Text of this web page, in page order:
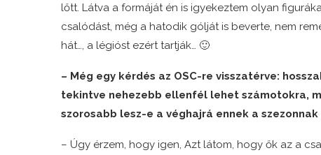
lőtt. Látva a formáját én is igyekeztem olyan
csalódást, még a hatodik gólját is beverte, nem
hát…, a légióst ezért tartják… 🙂
– Még egy kérdés az OSC-re visszatérve:
tekintve nehezebb ellenfél lehet számotokra,
szorosabb lesz-e a véghajrá ennek a szezonnak
– Úgy érzem, hogy igen, Azt látom, hogy ők az a